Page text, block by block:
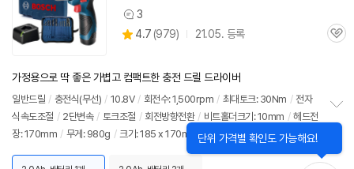
상
품
3
별
4.7 (상
뷰
979) 21.05. 등록
관
가정용으로 딱 좋은 가볍고 컴팩트한 충전 드릴 드라이버
일반드릴 / 충전식(무선) / 10.8V / 회전수: 1,500rpm / 최대토크: 30Nm / 전자
식속도조절 / 2단변속 / 토크조절 / 회전방향전환 / 비트홀더크기: 10mm / 헤드전
장: 170mm / 무게: 980g / 크기: 185 x 170mm
정
펼